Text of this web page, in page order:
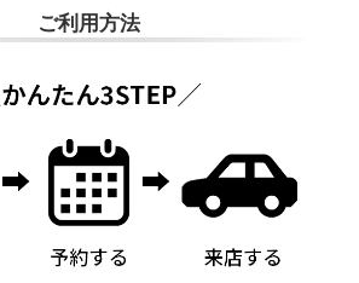
ご利用方法